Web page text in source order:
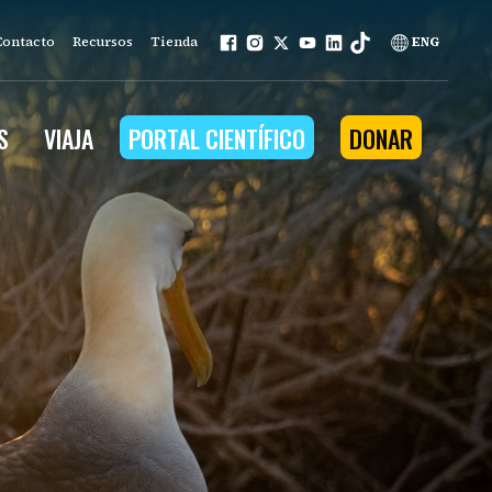
Recursos Tienda ENG
nuestro trabajo se basa en
que la naturaleza
a la comunidad
programas
ambiental
VIAJA PORTAL CIENTÍFICO DONAR